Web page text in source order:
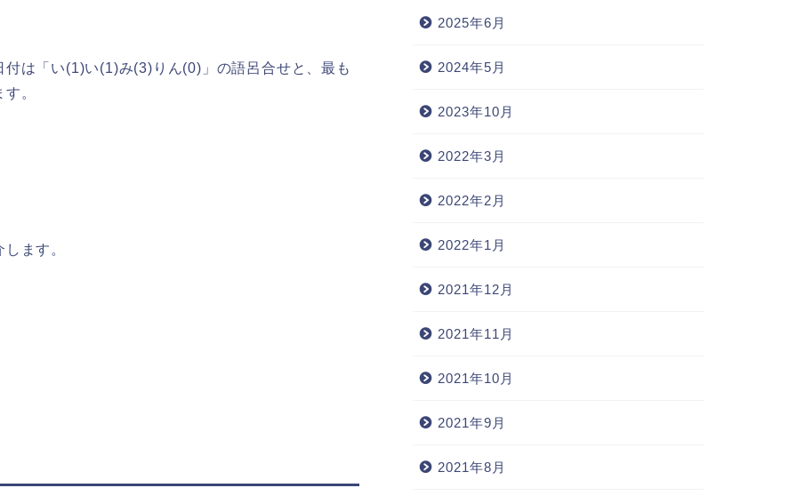
は「い(1)い(1)み(3)りん(0)」の語呂合せと、最も
。
ます。
2025年6月
2024年5月
2023年10月
2022年3月
2022年2月
2022年1月
2021年12月
2021年11月
2021年10月
2021年9月
2021年8月